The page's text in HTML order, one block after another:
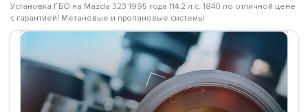
Установка ГБО на Mazda 323 1995 года 114.2 л.с. 1840 по отличной цене
с гарантией! Метановые и пропановые системы